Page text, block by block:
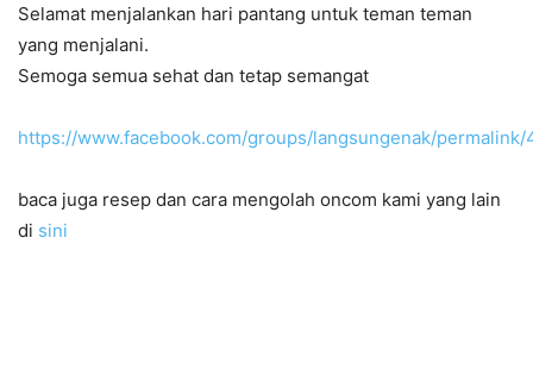
Selamat menjalankan hari pantang untuk teman teman
yang menjalani.
Semoga semua sehat dan tetap semangat
https://www.facebook.com/groups/langsungenak/
baca juga resep dan cara mengolah oncom kami yang lain
di sini